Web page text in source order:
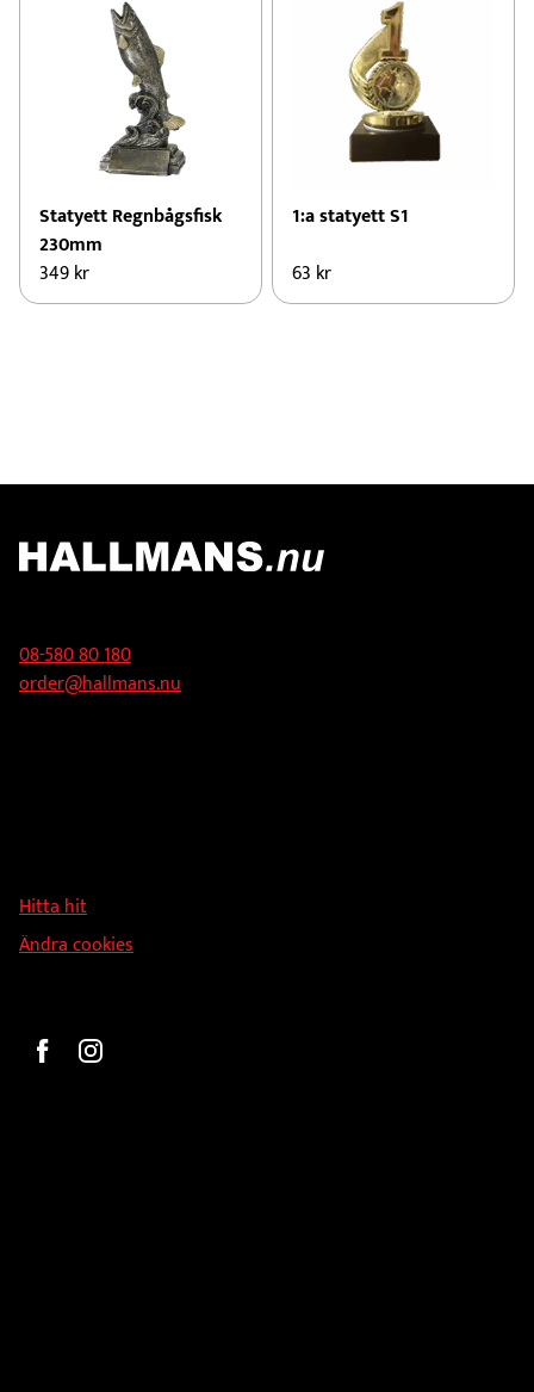
Statyett Regnbågsfisk
230mm
349kr
1:a statyett S1
63 kr
08-580 80 180
order@hallmans.nu
Hitta hit
Ändra cookies